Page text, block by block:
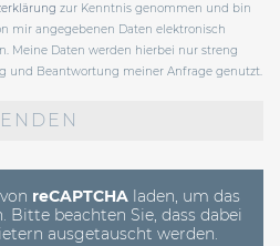
zur Kenntnis genommen und bin
mir angegebenen Daten elektronisch
Meine Daten werden hierbei nur streng
und Beantwortung meiner Anfrage genutzt.
reCAPTCHAladen, um das
Bitte beachten Sie, dass dabei
ausgetauscht werden.